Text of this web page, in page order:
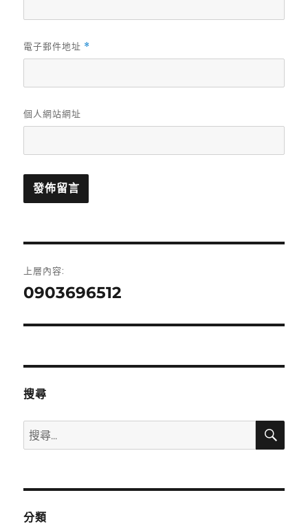
電子郵件地址 *
個人網站網址
章
上層內容:
0903696512
搜尋
搜
尋
鍵
搜
分類